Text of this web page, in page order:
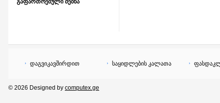
გაფართოებული ძებნა
დაგვიკავშირდით საყიდლების კალათა
© 2026 Designed by computex.ge